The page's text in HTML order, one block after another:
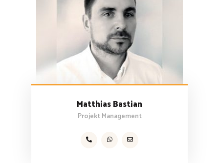
Matthias Bastian
Projekt Management